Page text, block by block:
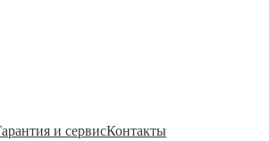
и сервисКонтакты